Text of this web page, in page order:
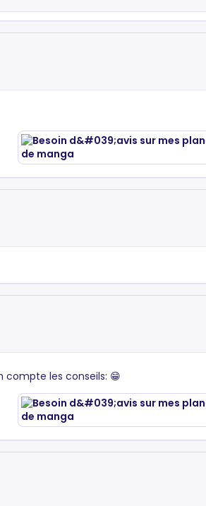
compte les conseils: 😁